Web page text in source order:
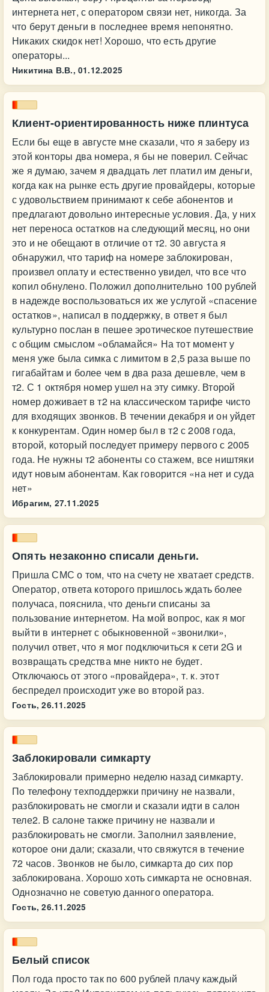
интернета нет, с оператором связи нет, никогда. За
что берут деньги в последнее время непонятно.
Никаких скидок нет! Хорошо, что есть другие
операторы...
Никитина В.В., 01.12.2025
Клиент-ориентированность ниже плинтуса
Если бы еще в августе мне сказали, что я заберу из
этой конторы два номера, я бы не поверил. Сейчас
же я думаю, зачем я двадцать лет платил им деньги,
когда как на рынке есть другие провайдеры, которые
с удовольствием принимают к себе абонентов и
предлагают довольно интересные условия. Да, у них
нет переноса остатков на следующий месяц, но они
это и не обещают в отличие от т2. 30 августа я
обнаружил, что тариф на номере заблокирован,
произвел оплату и естественно увидел, что все что
копил обнулено. Положил дополнительно 100 рублей
в надежде воспользоваться их же услугой «спасение
остатков», написал в поддержку, в ответ я был
культурно послан в пешее эротическое путешествие
с общим смыслом «обламайся» На тот момент у
меня уже была симка с лимитом в 2,5 раза выше по
гигабайтам и более чем в два раза дешевле, чем в
т2. С 1 октября номер ушел на эту симку. Второй
номер доживает в т2 на классическом тарифе чисто
для входящих звонков. В течении декабря и он уйдет
к конкурентам. Один номер был в т2 с 2008 года,
второй, который последует примеру первого с 2005
года. Не нужны т2 абоненты со стажем, все ништяки
идут новым абонентам. Как говорится «на нет и суда
нет»
Ибрагим, 27.11.2025
Опять незаконно списали деньги.
Пришла СМС о том, что на счету не хватает средств.
Оператор, ответа которого пришлось ждать более
получаса, пояснила, что деньги списаны за
пользование интернетом. На мой вопрос, как я мог
выйти в интернет с обыкновенной «звонилки»,
получил ответ, что я мог подключиться к сети 2G и
возвращать средства мне никто не будет.
Отключаюсь от этого «провайдера», т. к. этот
беспредел происходит уже во второй раз.
Гость, 26.11.2025
Заблокировали симкарту
Заблокировали примерно неделю назад симкарту.
По телефону техподдержки причину не назвали,
разблокировать не смогли и сказали идти в салон
теле2. В салоне также причину не назвали и
разблокировать не смогли. Заполнил заявление,
которое они дали; сказали, что свяжутся в течение
72 часов. Звонков не было, симкарта до сих пор
заблокирована. Хорошо хоть симкарта не основная.
Однозначно не советую данного оператора.
Гость, 26.11.2025
Белый список
Пол года просто так по 600 рублей плачу каждый